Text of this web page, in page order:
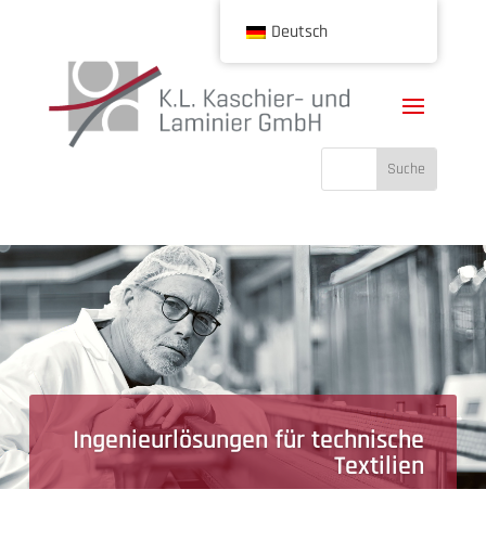
Ingenieurlösungen für technische
Textilien
Deutsch